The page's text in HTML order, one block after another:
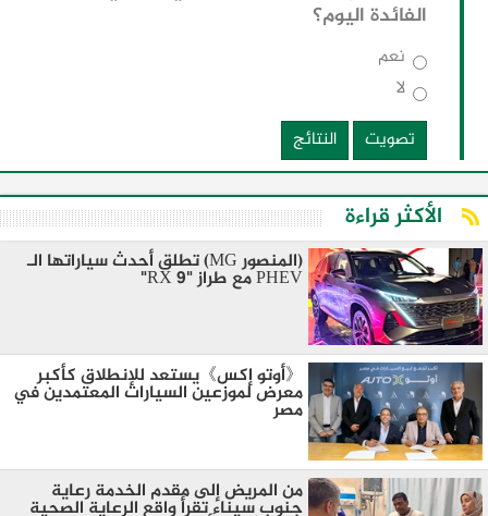
الفائدة اليوم؟
نعم
لا
تصويت
النتائج
الأكثر قراءة
(المنصور MG) تطلق أحدث سياراتها الـ
PHEV مع طراز "RX 9"
《أوتو إكس》يستعد للإنطلاق كأكبر
معرض لموزعين السيارات المعتمدين في
مصر
من المريض إلى مقدم الخدمة رعاية
جنوب سيناء تقرأ واقع الرعاية الصحية